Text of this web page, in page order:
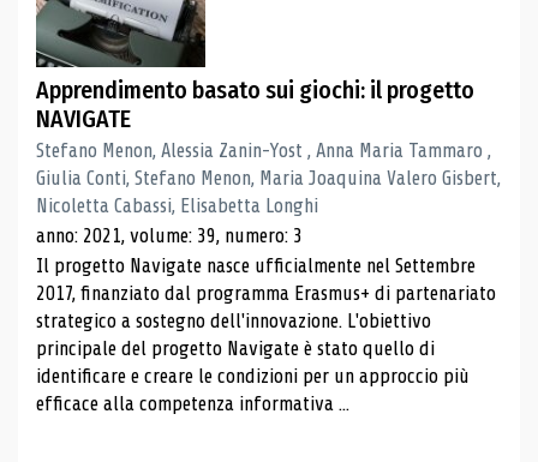
Apprendimento basato sui giochi: il progetto
NAVIGATE
Stefano Menon, Alessia Zanin-Yost , Anna Maria Tammaro ,
Giulia Conti, Stefano Menon, Maria Joaquina Valero Gisbert,
Nicoletta Cabassi, Elisabetta Longhi
anno: 2021, volume: 39, numero: 3
Il progetto Navigate nasce ufficialmente nel Settembre
2017, finanziato dal programma Erasmus+ di partenariato
strategico a sostegno dell'innovazione. L'obiettivo
principale del progetto Navigate è stato quello di
identificare e creare le condizioni per un approccio più
efficace alla competenza informativa ...